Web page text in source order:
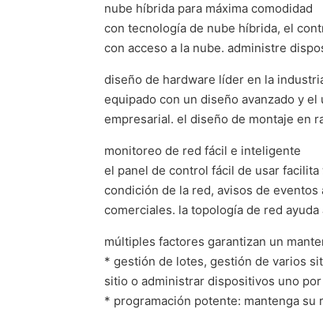
nube híbrida para máxima comodidad
con tecnología de nube híbrida, el
con acceso a la nube. administre
diseño de hardware líder en la
equipado con un diseño avanzado y
empresarial. el diseño de montaje en
monitoreo de red fácil e inteligente
el panel de control fácil de usar
condición de la red, avisos de
comerciales. la topología de red
múltiples factores garantizan un
* gestión de lotes, gestión de varios
sitio o administrar dispositivos uno por
* programación potente: mantenga su